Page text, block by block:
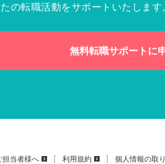
の転職活動をサポートいたします
無料転職サポートに
担当者様へ 利用規約 個人情報の取